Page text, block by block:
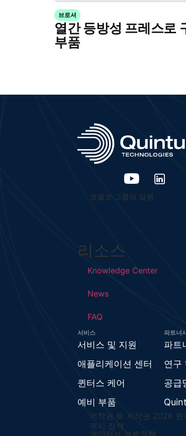
브로셔
열간 등방성 프레스로
부품
코벨코 그룹의 일원
리소스
Knowledge Center
News
FAQ
서비스
서비스 및 지원
애플리케이션 센터
퀸터스 케어
예비 부품
파트너
파트
연구
공급
저작권 © 저작권 2026 퀸
쿠키 정책
개인정보 보호정책